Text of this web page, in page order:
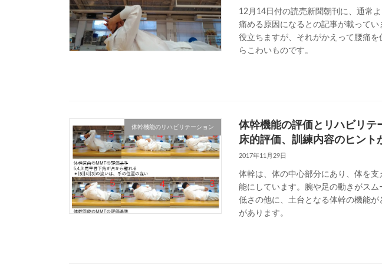
12月14日付の読売新聞朝刊に、通常
痛める原因になるとの記事が載って
役立ちますが、それがかえって腰痛
らこわいものです。
体幹機能のリハビリテーション
体幹機能の評価とリハビリテ
床的評価、訓練内容のヒント
2017年11月29日
体幹は、体の中心部分にあり、体を支
能にしています。腕や足の動きがス
低さの他に、土台となる体幹の機能
があります。